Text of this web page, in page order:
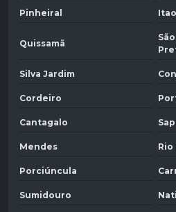
Pinheiral
Quissamã
Silva Jardim
Cordeiro
Cantagalo
Mendes Rio
Porciúncula
Sumidouro